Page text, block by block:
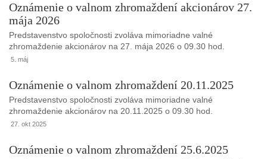
Oznámenie o valnom zhromaždení akcionárov 27.
mája 2026
Predstavenstvo spoločnosti zvoláva mimoriadne valné
zhromaždenie akcionárov na 27. mája 2026 o 09.30 hod.
5. máj
Oznámenie o valnom zhromaždení 20.11.2025
Predstavenstvo spoločnosti zvoláva mimoriadne valné
zhromaždenie akcionárov na 20.11.2025 o 09.30 hod.
27. okt 2025
Oznámenie o valnom zhromaždení 25.6.2025